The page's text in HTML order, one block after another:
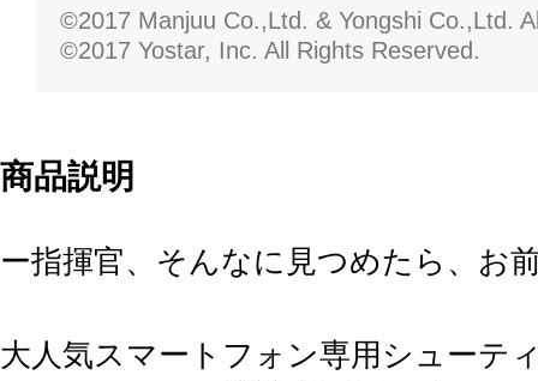
©2017 Manjuu Co.,Ltd. & Yongshi Co.,Ltd.
©2017 Yostar, Inc. All Rights Reserved.
商品説明
ー指揮官、そんなに見つめたら、お
大人気スマートフォン専用シューテ